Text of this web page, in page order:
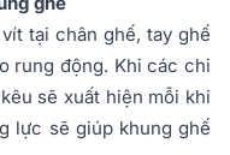
tại chân ghế, tay ghế
rung động. Khi các chi
sẽ xuất hiện mỗi khi
lực sẽ giúp khung ghế